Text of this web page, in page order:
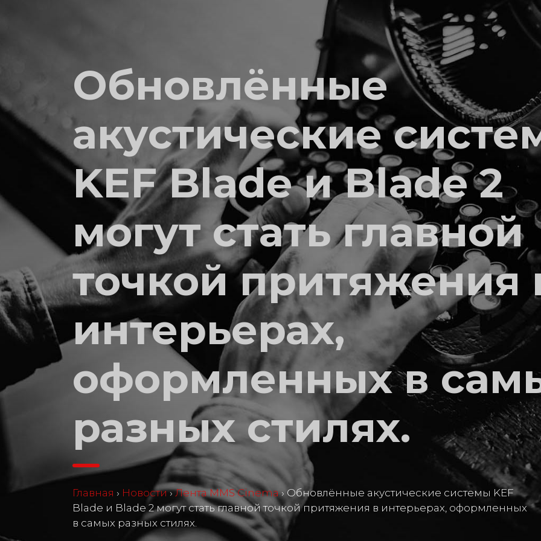
Обновлённые
акустические
KEF Blade и Blade 2
могут стать главной
точкой притяжения
интерьерах,
оформленных в
разных стилях.
Главная › Новости › Лента MMS Cinema › Обновлённые акустические системы KEF
Blade и Blade 2 могут стать главной точкой притяжения в интерьерах, оформленных
в самых разных стилях.